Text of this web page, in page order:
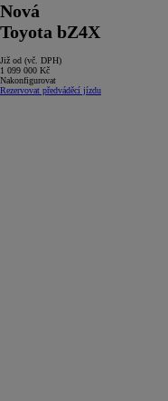
Nová
Toyota bZ4X
Již od (vč. DPH)
1 099 000 Kč
Nakonfigurovat
Rezervovat předváděcí jízdu